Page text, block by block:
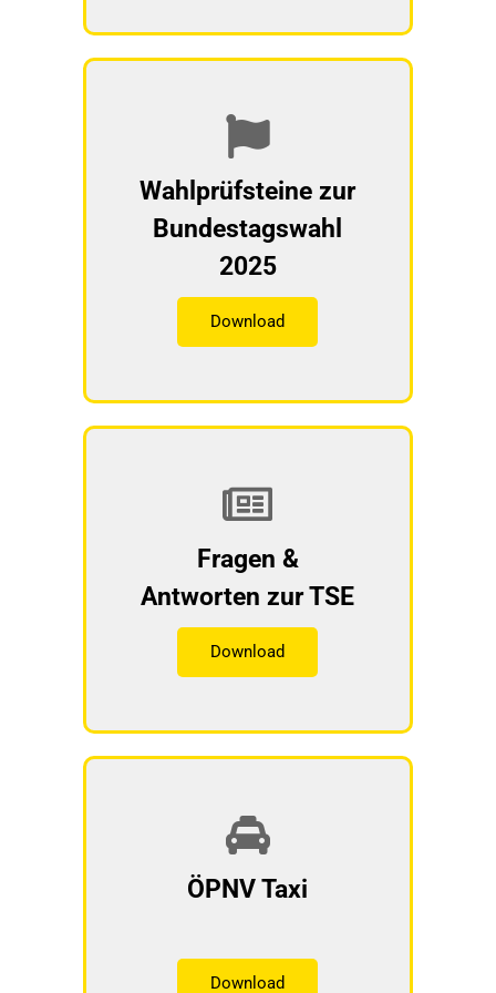
Wahlprüfsteine zur
Bundestagswahl
2025
Download
Fragen &
Antworten zur TSE
Download
ÖPNV Taxi
Download